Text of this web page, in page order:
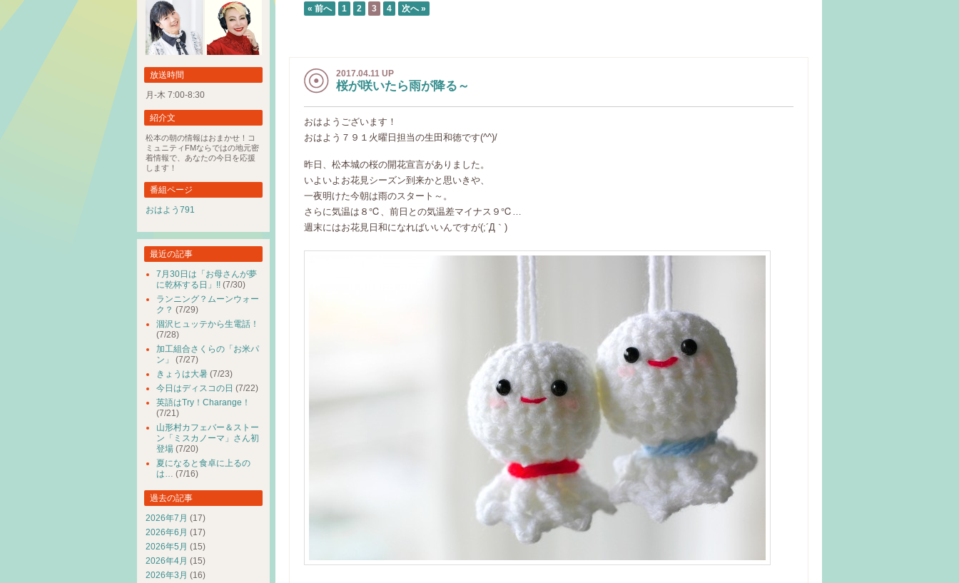
« 前へ 1 2 3 4 次へ »
2017.04.11 UP
桜が咲いたら雨が降る～
おはようございます！
おはよう７９１火曜日担当の生田和徳です(^^)/
昨日、松本城の桜の開花宣言がありました。
いよいよお花見シーズン到来かと思いきや、
一夜明けた今朝は雨のスタート～。
さらに気温は８℃、前日との気温差マイナス９℃…
週末にはお花見日和になればいいんですが(;´Д｀)
放送時間
月-木 7:00-8:30
紹介文
松本の朝の情報はおまかせ！コ
ミュニティFMならではの地元密
着情報で、あなたの今日を応援
します！
番組ページ
おはよう791
最近の記事
7月30日は「お母さんが夢
に乾杯する日」!! (7/30)
ランニング？ムーンウォー
ク？ (7/29)
涸沢ヒュッテから生電話！
(7/28)
加工組合さくらの「お米パ
ン」
(7/27)
きょうは大暑 (7/23)
今日はディスコの日 (7/22)
英語はTry！Charange！
(7/21)
山形村カフェバー＆ストー
ン「ミスカノーマ」さん初
登場 (7/20)
夏になると食卓に上るの
は… (7/16)
過去の記事
2026年7月 (17)
2026年6月 (17)
2026年5月 (15)
2026年4月 (15)
2026年3月 (16)